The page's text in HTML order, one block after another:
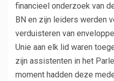
financieel onderzoek van
BN en zijn leiders werden
verduisteren van
Unie aan elk lid waren
zijn assistenten in het
moment hadden deze